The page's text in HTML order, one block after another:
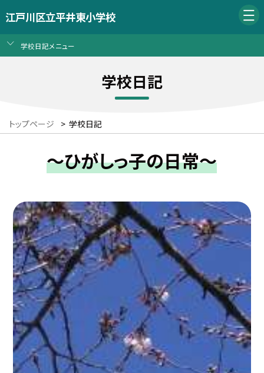
江戸川区立平井東小学校
学校日記メニュー
学校日記
トップページ > 学校日記
～ひがしっ子の日常～